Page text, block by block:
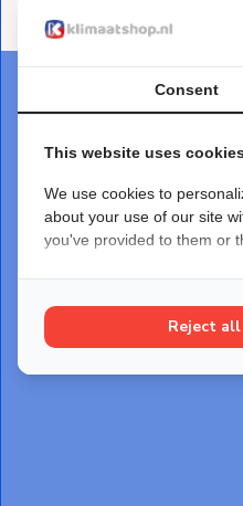
Maak je
Consent
This website uses
We use cookies to
about your use of our site
you've provided to them or
Reject all